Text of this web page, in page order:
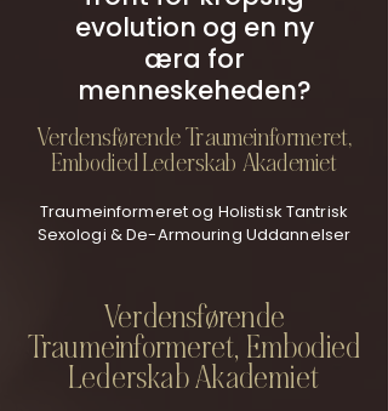
evolution og en ny
æra for
menneskeheden?
Verdensførende Traumeinformeret,
Embodied Lederskab Akademiet
Traumeinformeret og Holistisk Tantrisk
Sexologi & De-Armouring Uddannelser
Verdensførende
Traumeinformeret, Embodied
Lederskab Akademiet